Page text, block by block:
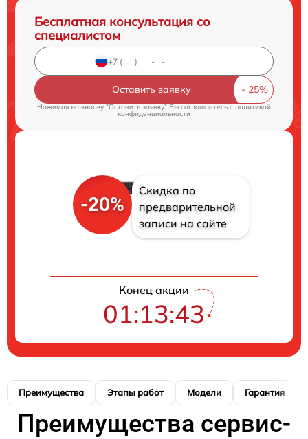
Бесплатная консультация со
специалистом
Оставить заявку
Нажимая на кнопку "Оставить заявку" Вы соглашаетесь cполитикой
конфиденциальности
-20%
Скидка по
предварительной
записи на сайте
Конец акции
01:13:42
Преимущества Этапы работ Модели Гарантия
Преимущества сервис-